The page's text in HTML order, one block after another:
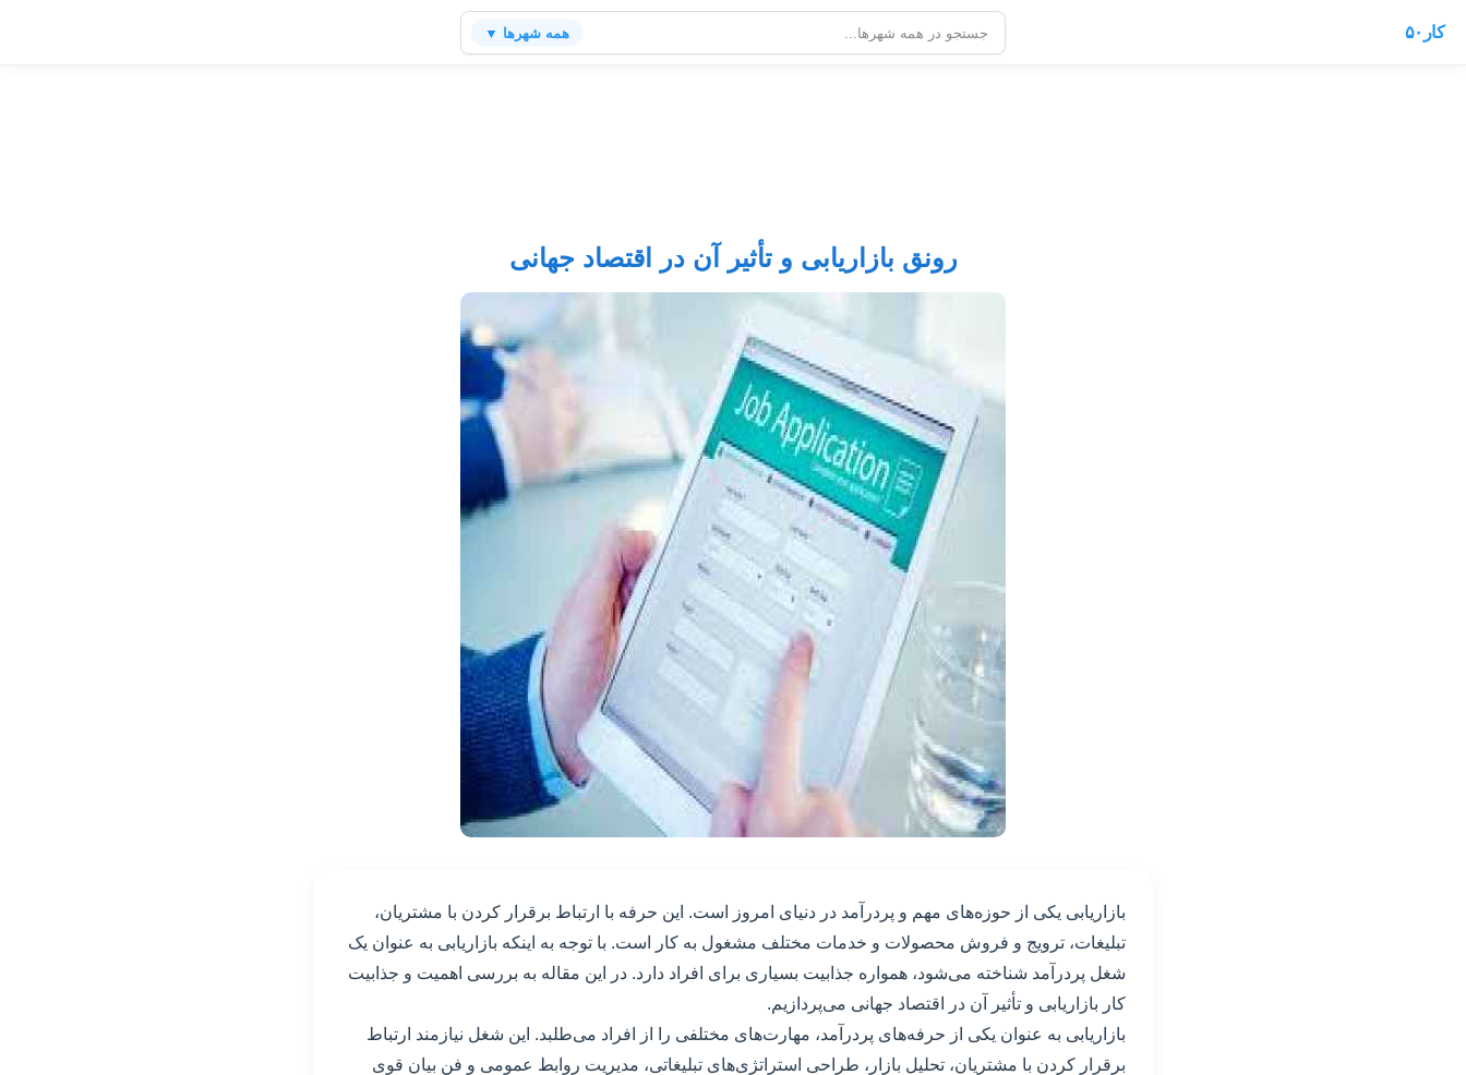
کار۵۰ همه شهرها ▼
رونق بازاریابی و تأثیر آن در اقتصاد جهانی
بازاریابی یکی از حوزه‌های مهم و پردرآمد در دنیای امروز است. این حرفه با ارتباط برقرار کردن با مشتریان،
تبلیغات، ترویج و فروش محصولات و خدمات مختلف مشغول به کار است. با توجه به اینکه بازاریابی به عنوان یک
شغل پردرآمد شناخته می‌شود، همواره جذابیت بسیاری برای افراد دارد. در این مقاله به بررسی اهمیت و جذابیت
کار بازاریابی و تأثیر آن در اقتصاد جهانی می‌پردازیم.
بازاریابی به عنوان یکی از حرفه‌های پردرآمد، مهارت‌های مختلفی را از افراد می‌طلبد. این شغل نیازمند ارتباط
برقرار کردن با مشتریان، تحلیل بازار، طراحی استراتژی‌های تبلیغاتی، مدیریت روابط عمومی و فن بیان قوی